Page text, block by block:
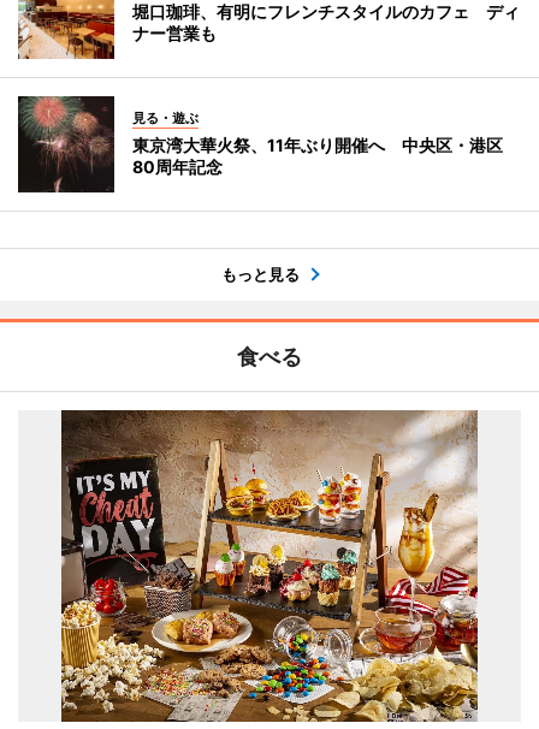
堀口珈琲、有明にフレンチスタイルのカフェ ディ
ナー営業も
見る・遊ぶ
東京湾大華火祭、11年ぶり開催へ 中央区・港区
80周年記念
もっと見る
食べる